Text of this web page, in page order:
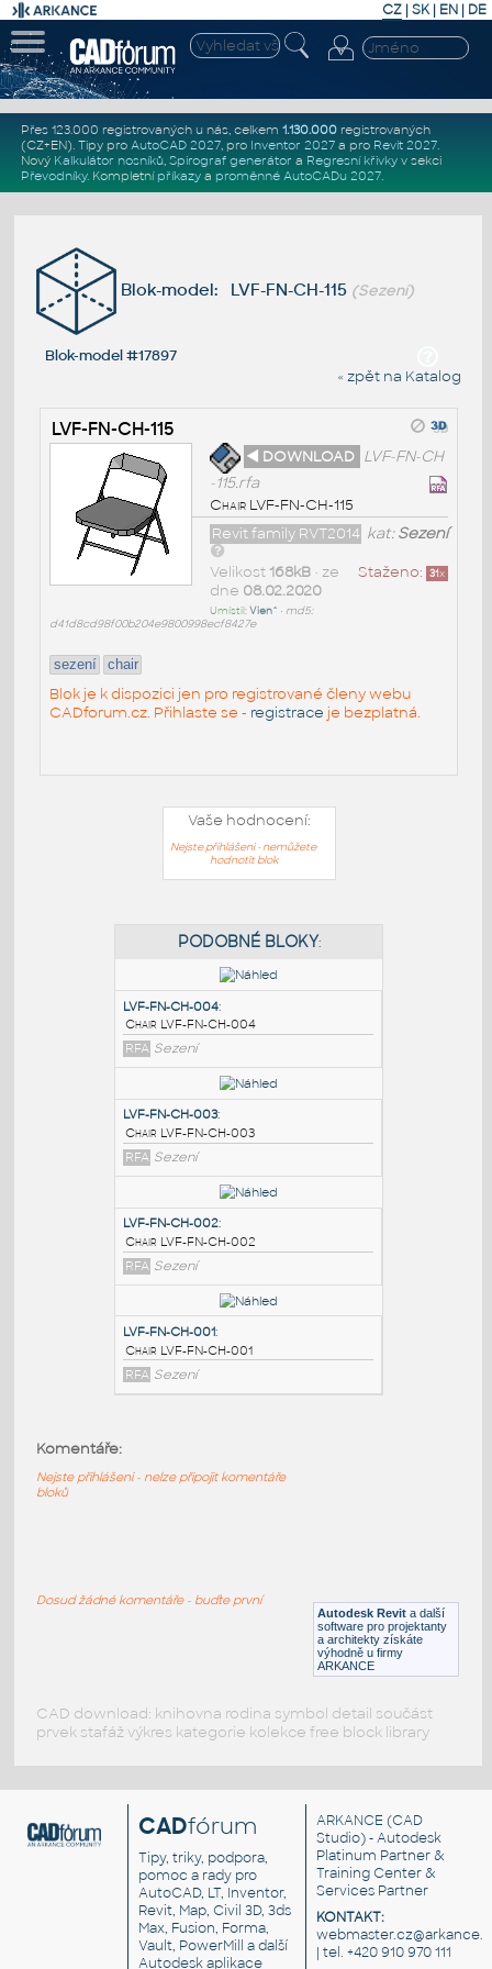
CZ | SK| EN | DE
Přes 123.000 registrovaných u nás, celkem 1.130.000registrovaných
(CZ+EN). Tipy pro AutoCAD 2027, pro Inventor 2027a pro Revit 2027.
Nový Kalkulátor nosníků, Spirograf generátor a Regresní křivkyv sekci
Převodníky. Kompletní příkazya proměnné AutoCADu 2027.
Blok-model: LVF-FN-CH-115 (Sezení)
Blok-model #17897
« zpět na Katalog
LVF-FN-CH-115
◄ DOWNLOAD LVF-FN-CH
-115.rfa
Chair LVF-FN-CH-115
kat:Sezení
Revit family RVT2014
Staženo: 31x
Velikost 168kB• ze
dne 08.02.2020
Umístil:Vien^ • md5:
d41d8cd98f00b204e9800998ecf8427e
sezení chair
Blok je k dispozici jen pro registrované členy webu
CADforum.cz. Přihlaste se - registrace je bezplatná.
Vaše hodnocení:
Nejste přihlášeni - nemůžete
hodnotit blok
PODOBNÉ BLOKY
LVF-FN-CH-004
Chair LVF-FN-CH-004
RFA Sezení
LVF-FN-CH-003:
Chair LVF-FN-CH-003
RFA Sezení
Sezení
Autodesk Revit a další
software pro projektanty
a architekty získáte
výhodně u firmy
ARKANCE
Komentáře:
Nejste přihlášeni - nelze připojit komentáře
bloků
Dosud žádné komentáře - buďte první
CAD download: knihovna rodina symbol detail součást
prvek stafáž výkres kategorie kolekce free block library
CADfórum
Tipy, triky, podpora,
pomoc a rady pro
AutoCAD, LT, Inventor,
Revit, Map, Civil 3D, 3ds
Max, Fusion, Forma,
Vault, PowerMill a další
Autodesk aplikace
ARKANCE (CAD
Studio) - Autodesk
Platinum Partner &
Training Center &
Services Partner
KONTAKT:
| tel. +420 910 970 111